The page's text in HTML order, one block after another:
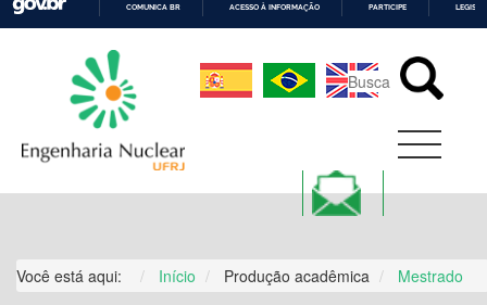
CONTEÚDO
COMUNICA BR ACESSO À INFORMAÇÃO PARTICIPE
Você está aqui: Início Produção acadêmica Mestrado